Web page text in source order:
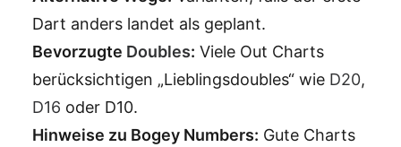
Dart anders landet als geplant.
Bevorzugte Doubles: Viele Out Charts
berücksichtigen „Lieblingsdoubles“ wie D20,
D16 oder D10.
Hinweise zu Bogey Numbers: Gute Charts